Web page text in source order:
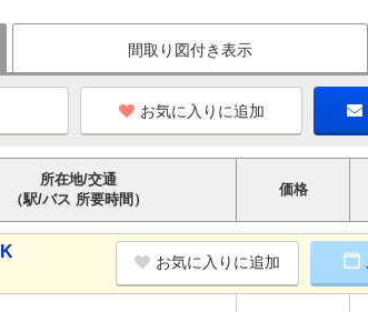
間取り図付き表示
お気に入りに追加
所在地/交通
（駅/バス 所要時間）
価格
お気に入りに追加